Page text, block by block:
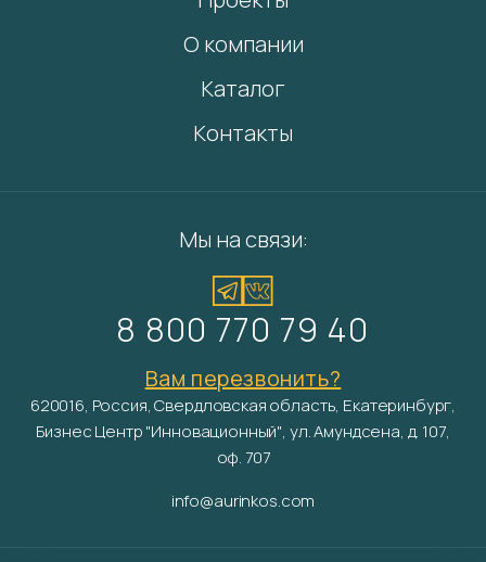
О компании
Каталог
Контакты
Мы на связи:
8 800 770 79 40
Вам перезвонить?
620016, Россия, Свердловская область, Екатеринбург,
Бизнес Центр "Инновационный", ул. Амундсена, д. 107,
оф. 707
info@aurinkos.com